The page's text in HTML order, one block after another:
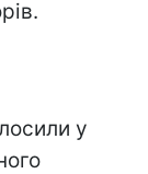
у